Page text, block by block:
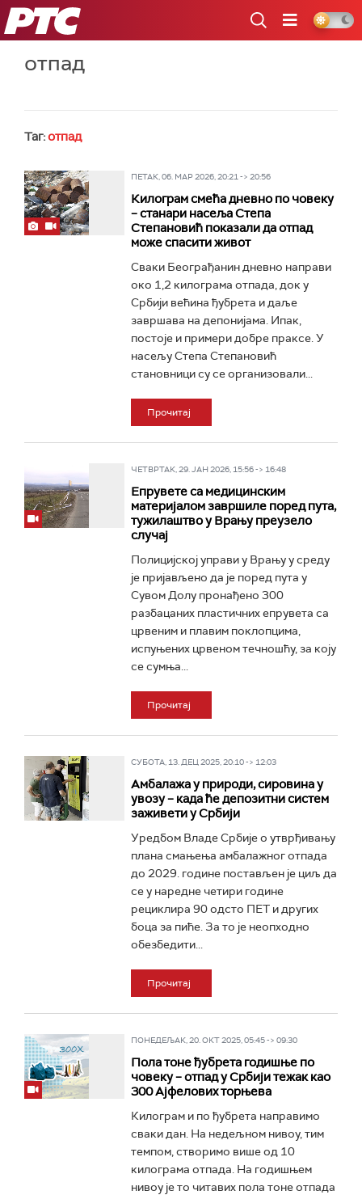
РТС
отпад
Таг:отпад
ПЕТАК, 06. МАР 2026, 20:21 -> 20:56
Килограм смећа дневно по човеку
– станари насеља Степа
Степановић показали да отпад
може спасити живот
Сваки Београђанин дневно направи
око 1,2 килограма отпада, док у
Србији већина ђубрета и даље
завршава на депонијама. Ипак,
постоје и примери добре праксе. У
насељу Степа Степановић
становници су се организовали...
Прочитај
ЧЕТВРТАК, 29. ЈАН 2026, 15:56 -> 16:48
Епрувете са медицинским
материјалом завршиле поред пута,
тужилаштво у Врању преузело
случај
Полицијској управи у Врању у среду
је пријављено да је поред пута у
Сувом Долу пронађено 300
разбацаних пластичних епрувета са
црвеним и плавим поклопцима,
испуњених црвеном течношћу, за коју
се сумња...
Прочитај
СУБОТА, 13. ДЕЦ 2025, 20:10 -> 12:03
Амбалажа у природи, сировина у
увозу – када ће депозитни систем
заживети у Србији
Уредбом Владе Србије о утврђивању
плана смањења амбалажног отпада
до 2029. године постављен је циљ да
се у наредне четири године
рециклира 90 одсто ПЕТ и других
боца за пиће. За то је неопходно
обезбедити...
Прочитај
ПОНЕДЕЉАК, 20. ОКТ 2025, 05:45 -> 09:30
Пола тоне ђубрета годишње по
човеку – отпад у Србији тежак као
300 Ајфелових торњева
Килограм и по ђубрета направимо
сваки дан. На недељном нивоу, тим
темпом, створимо више од 10
килограма отпада. На годишњем
нивоу је то читавих пола тоне отпада